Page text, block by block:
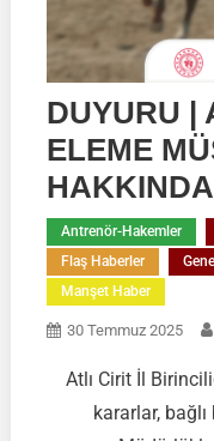
DUYURU |
ELEME
Antrenör-Hakemler
Flaş Haberler
Genel
Manşet Haber
30 Temmuz 2025
Atlı Cirit İl
kararlar,